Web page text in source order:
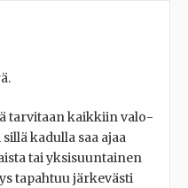
tarvitaan kaikkiin valo-
kadulla saa ajaa
tai yksisuuntainen
tapahtuu järkevästi